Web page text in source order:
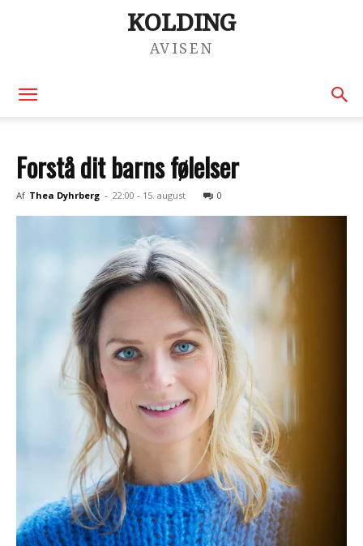
KOLDING
AVISEN
Forstå dit barns følelser
Af Thea Dyhrberg - 22:00 - 15. august 0